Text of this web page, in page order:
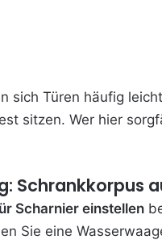
sich Türen häufig
sitzen. Wer hier
Schrankkorpus
Scharnier einstellen
Sie eine